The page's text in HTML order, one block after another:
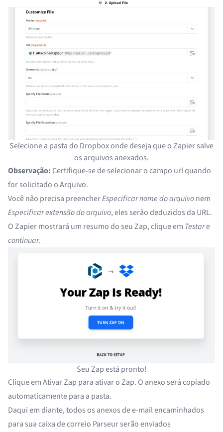
Selecione a pasta do Dropbox onde deseja que o Zapier salve
os arquivos anexados.
Observação: Certifique-se de selecionar o campo url quando
for solicitado o Arquivo.
Você não precisa preencherEspecificar nome do arquivonem
Especificar extensão do arquivo, eles serão deduzidos da URL.
O Zapier mostrará um resumo do seu Zap, clique em Testar e
continuar.
Seu Zap está pronto!
Clique em Ativar Zap para ativar o Zap. O anexo será copiado
automaticamente para a pasta.
Daqui em diante, todos os anexos de e-mail encaminhados
para sua caixa de correio Parseur serão enviados